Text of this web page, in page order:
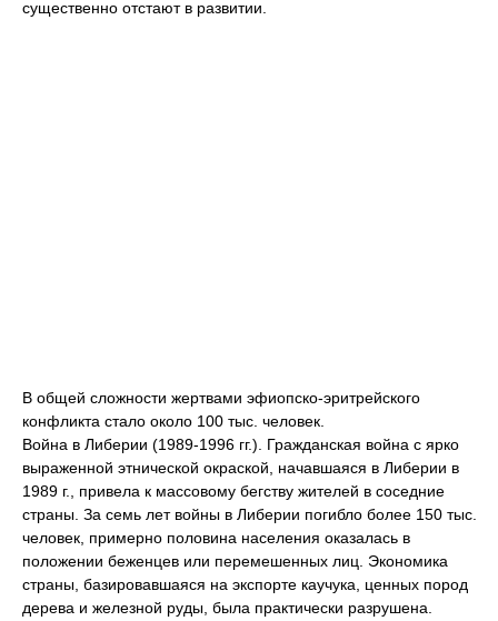
существенно отстают в развитии.
В общей сложности жертвами эфиопско-эритрейского
конфликта стало около 100 тыс. человек.
Война в Либерии (1989-1996 гг.). Гражданская война с ярко
выраженной этнической окраской, начавшаяся в Либерии в
1989 г., привела к массовому бегству жителей в соседние
страны. За семь лет войны в Либерии погибло более 150 тыс.
человек, примерно половина населения оказалась в
положении беженцев или перемешенных лиц. Экономика
страны, базировавшаяся на экспорте каучука, ценных пород
дерева и железной руды, была практически разрушена.